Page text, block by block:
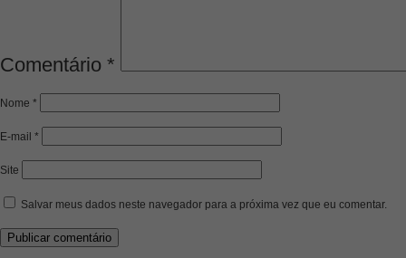
Comentário *
Nome *
E-mail *
Site
Salvar meus dados neste navegador para a próxima vez que eu comentar.